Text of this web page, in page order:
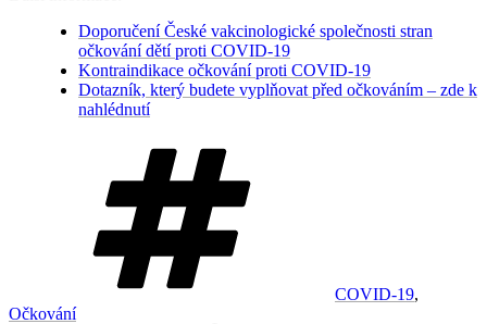
Doporučení České vakcinologické společnosti stran
očkování dětí proti COVID-19
Kontraindikace očkování proti COVID-19
Dotazník, který budete vyplňovat před očkováním – zde k
nahlédnutí
COVID-19,
Očkování